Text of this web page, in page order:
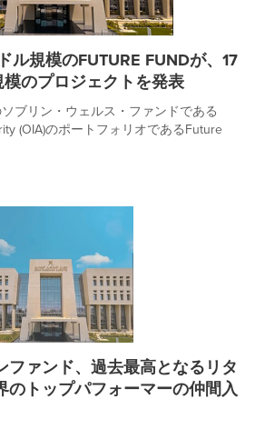
ル規模のFUTURE FUNDが、17
のプロジェクトを発表
ブリン・ウェルス・ファンドである
(OIA)のポートフォリオであるFuture
ファンド、過去最高となるリタ
のトップパフォーマーの仲間入